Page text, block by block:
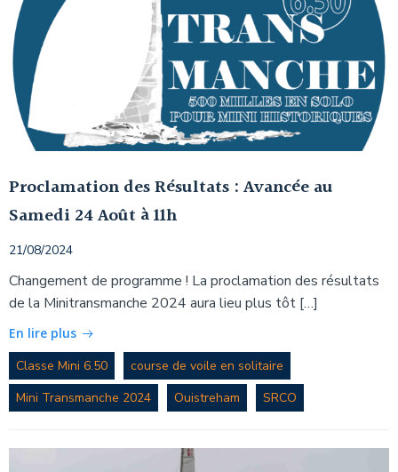
Proclamation des Résultats : Avancée au
Samedi 24 Août à 11h
21/08/2024
Changement de programme ! La proclamation des résultats
de la Minitransmanche 2024 aura lieu plus tôt […]
En lire plus
Classe Mini 6.50
course de voile en solitaire
Mini Transmanche 2024
Ouistreham SRCO